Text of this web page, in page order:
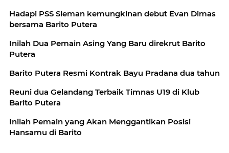
Hadapi PSS Sleman kemungkinan debut Evan Dimas
bersama Barito Putera
Inilah Dua Pemain Asing Yang Baru direkrut Barito
Putera
Barito Putera Resmi Kontrak Bayu Pradana dua tahun
Reuni dua Gelandang Terbaik Timnas U19 di Klub
Barito Putera
Inilah Pemain yang Akan Menggantikan Posisi
Hansamu di Barito